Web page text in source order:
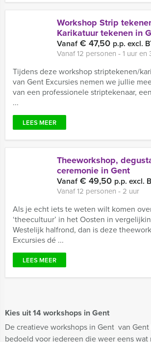
Kies uit 14 workshops in Gent
De creatieve workshops in Gent van Gent
bedoeld voor iedereen die weer eens
Workshop Strip
Karikatuur tekenen in
Vanaf€ 47,50 p.p. excl.
Vanaf 12 personen ‐ 1 uur en
Tijdens deze workshop striptekenen/
van Gent Excursies nemen we jullie
van een professionele striptekenaar,
...
LEES MEER
Theeworkshop,
ceremonie in Gent
Vanaf€ 49,50 p.p. excl.
Vanaf 12 personen ‐ 2 uur
Als je echt iets te weten wilt komen
‘theecultuur’ in het Oosten in
Westelijk halfrond, dan is deze
Excursies dé ...
LEES MEER